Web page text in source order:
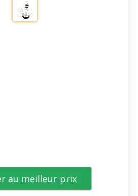
au meilleur prix